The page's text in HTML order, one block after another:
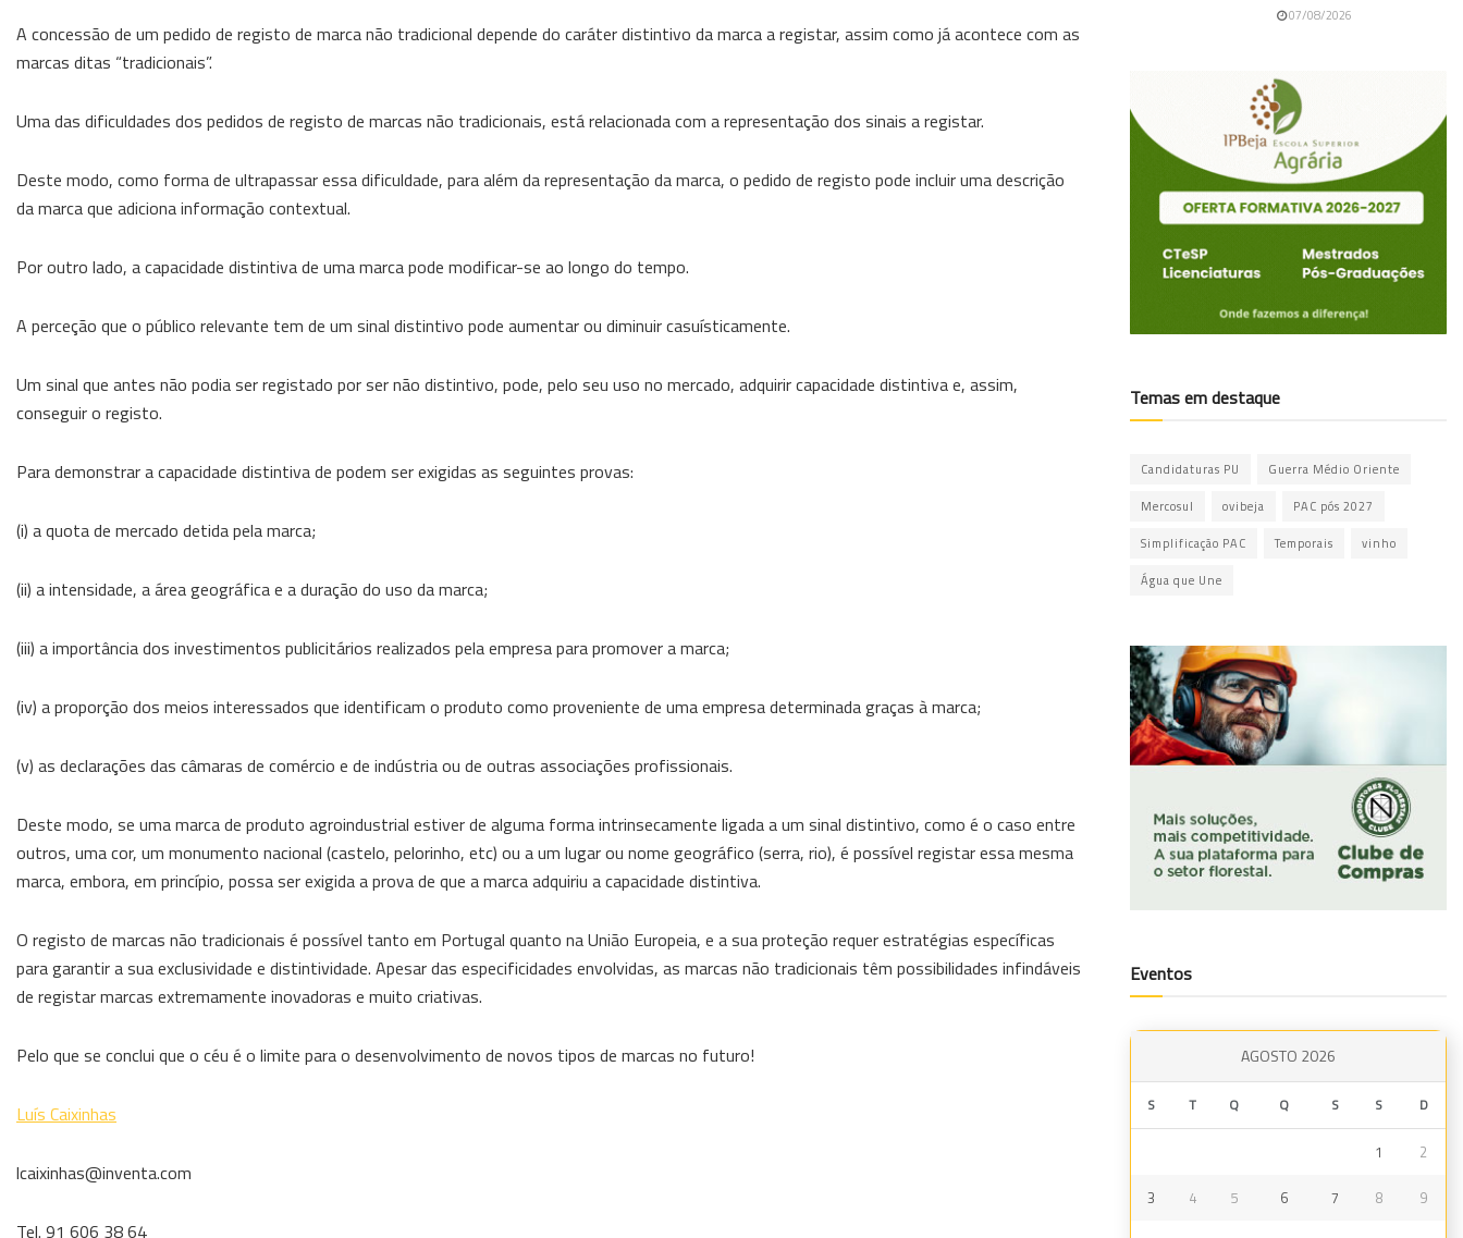
A concessão de um pedido de registo de marca não tradicional depende do caráter distintivo da marca a registar, assim como já acontece com as
marcas ditas “tradicionais”.
Uma das dificuldades dos pedidos de registo de marcas não tradicionais, está relacionada com a representação dos sinais a registar.
Deste modo, como forma de ultrapassar essa dificuldade, para além da representação da marca, o pedido de registo pode incluir uma descrição
da marca que adiciona informação contextual.
Por outro lado, a capacidade distintiva de uma marca pode modificar-se ao longo do tempo.
A perceção que o público relevante tem de um sinal distintivo pode aumentar ou diminuir casuísticamente.
Um sinal que antes não podia ser registado por ser não distintivo, pode, pelo seu uso no mercado, adquirir capacidade distintiva e, assim,
conseguir o registo.
Para demonstrar a capacidade distintiva de podem ser exigidas as seguintes provas:
(i) a quota de mercado detida pela marca;
(ii) a intensidade, a área geográfica e a duração do uso da marca;
(iii) a importância dos investimentos publicitários realizados pela empresa para promover a marca;
(iv) a proporção dos meios interessados que identificam o produto como proveniente de uma empresa determinada graças à marca;
(v) as declarações das câmaras de comércio e de indústria ou de outras associações profissionais.
Deste modo, se uma marca de produto agroindustrial estiver de alguma forma intrinsecamente ligada a um sinal distintivo, como é o caso entre
outros, uma cor, um monumento nacional (castelo, pelorinho, etc) ou a um lugar ou nome geográfico (serra, rio), é possível registar essa mesma
marca, embora, em princípio, possa ser exigida a prova de que a marca adquiriu a capacidade distintiva.
O registo de marcas não tradicionais é possível tanto em Portugal quanto na União Europeia, e a sua proteção requer estratégias específicas
para garantir a sua exclusividade e distintividade. Apesar das especificidades envolvidas, as marcas não tradicionais têm possibilidades infindáveis
de registar marcas extremamente inovadoras e muito criativas.
Pelo que se conclui que o céu é o limite para o desenvolvimento de novos tipos de marcas no futuro!
Luís Caixinhas
lcaixinhas@inventa.com
Tel. 91 606 38 64
07/08/2026
Temas em destaque
Candidaturas PU Guerra Médio Oriente
Mercosul ovibeja PAC pós 2027
Simplificação PAC Temporais vinho
Água que Une
Eventos
AGOSTO 2026
S T Q Q S S D
1 2
3 4 5 6 7 8 9